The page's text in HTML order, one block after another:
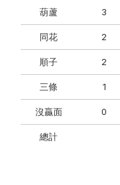
葫蘆 3
同花 2
順⼦ 2
三條 1
沒贏⾯ 0
總計